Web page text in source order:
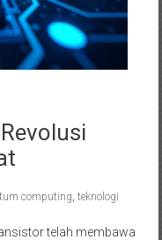
computing teknologi
telah membawa